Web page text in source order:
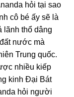
hỏi tại sao
cô bé ấy sẽ là
lãnh thổ dâng
nước mà
Trung quốc.
nhiều kiếp
kinh Đại Bát
hỏi người